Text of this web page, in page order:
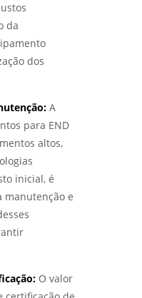
da
dos
A
para END
altos,
inicial, é
manutenção e
O valor